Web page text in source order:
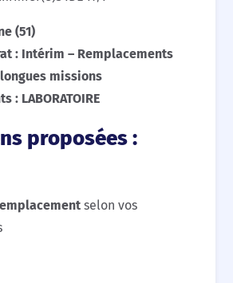
(51)
: Intérim – Remplacements
missions
: LABORATOIRE
proposées :
selon vos